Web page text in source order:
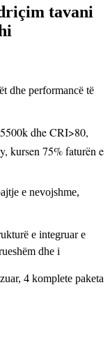
tavani
dhe performancë të
dhe CRI>80,
kursen 75% faturën e
e nevojshme,
e integruar e
dhe i
4 komplete paketa